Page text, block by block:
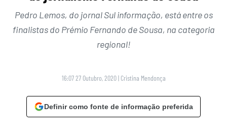
Pedro Lemos, do jornal Sul informação, está entre os
finalistas do Prémio Fernando de Sousa, na categoria
regional!
16:07 27 Outubro, 2020 | Cristina Mendonça
Definir como fonte de informação preferida